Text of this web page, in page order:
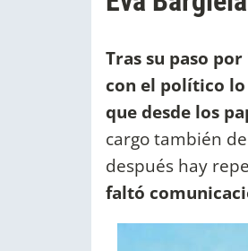
Tras su paso
con el político lo
que desde los
cargo también
después hay
faltó